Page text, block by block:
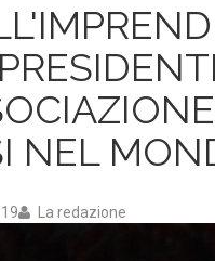
NEL
La redazione